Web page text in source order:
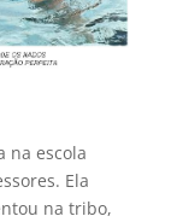
na escola
Ela
na tribo,